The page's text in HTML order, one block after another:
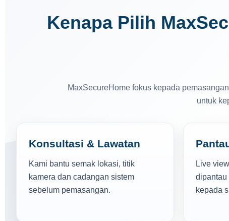
Kenapa Pilih
MaxSecureHome fokus kepada
untuk
Konsultasi & Lawatan
Kami bantu semak lokasi, titik
kamera dan cadangan sistem
sebelum pemasangan.
Live
dipantau
kepada